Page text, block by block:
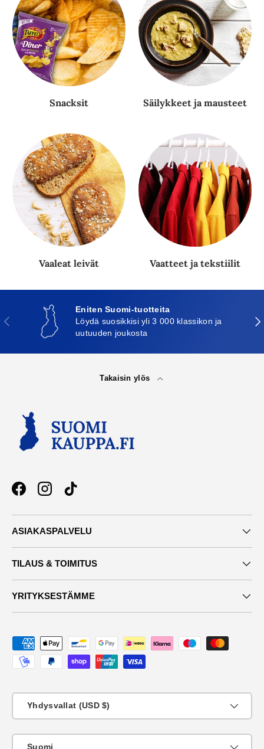
Snacksit Säilykkeet ja mausteet
Vaaleat leivät Vaatteet ja tekstiilit
Edellinen
Eniten Suomi-tuotteita
Löydä suosikkisi yli 3 000 klassikon ja
uutuuden joukosta
Takaisin ylös
FacebookInstagramTikTok
ASIAKASPALVELU
TILAUS & TOIMITUS
YRITYKSESTÄMME
Maksutavat
Yhdysvallat (USD $)
Suomi